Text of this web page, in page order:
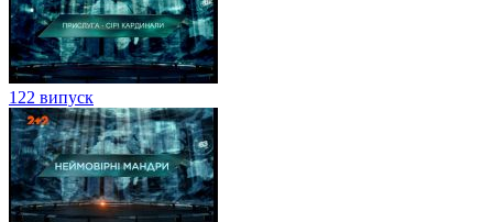
122 випуск